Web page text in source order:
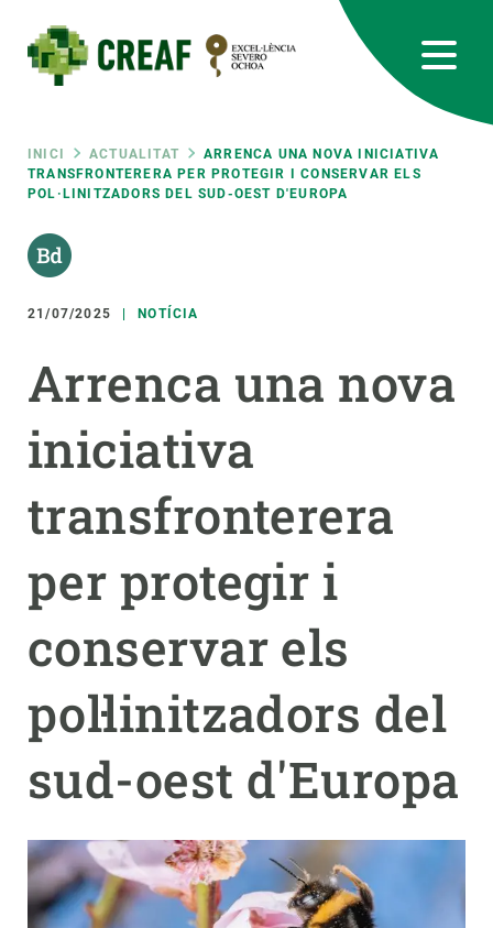
contingut
Fil
d'ariadna
INICI ACTUALITAT
ARRENCA UNA NOVA INICIATIVA
TRANSFRONTERERA PER PROTEGIR I CONSERVAR ELS
POL·LINITZADORS DEL SUD-OEST D'EUROPA
21/07/2025 NOTÍCIA
Arrenca una nova
iniciativa
transfronterera
per protegir i
conservar els
pol·linitzadors del
sud-oest d'Europa
RRSS
Featured
responsive
Responsive
menu
RECERCA
CIÈNCIA EN ACCIÓ
NOTÍCIES I AGENDA